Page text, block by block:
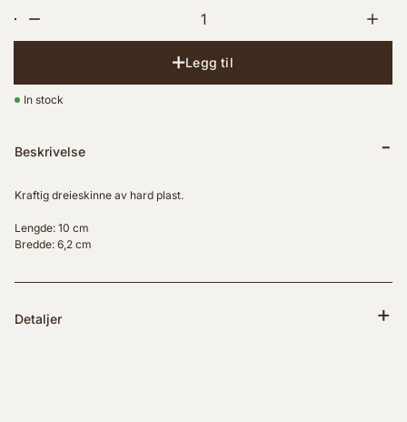
Indtast et tal, eller brug knapperne for at ændre antal
Legg til
In stock
Beskrivelse
Kraftig dreieskinne av hard plast.
Lengde: 10 cm
Bredde: 6,2 cm
Detaljer